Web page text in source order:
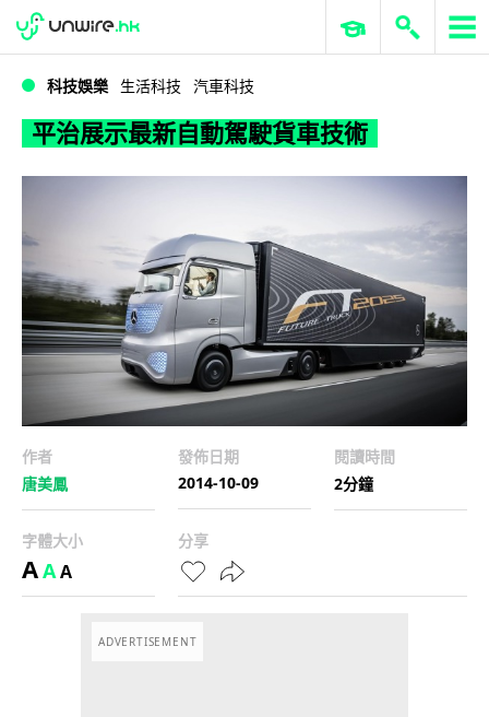
平治展示最新自動駕駛貨車技術
WWDC 2026 ERP 與商業 AI
科技娛樂 生活科技 汽車科技
平治展示最新自動駕駛貨車技術
作者
唐美鳳
發佈日期
2014-10-09
閱讀時間
2分鐘
字體大小
AAA
分享
ADVERTISEMENT